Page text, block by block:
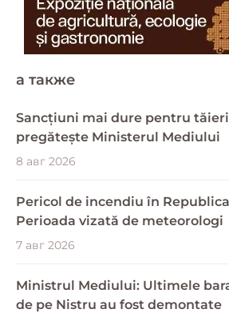
a также
Sancțiuni mai dure pentru
pregătește Ministerul Mediului
8 авг 2026
Pericol de incendiu în
Perioada vizată de meteorologi
7 авг 2026
Ministrul Mediului: Ultimele
de pe Nistru au fost demontate